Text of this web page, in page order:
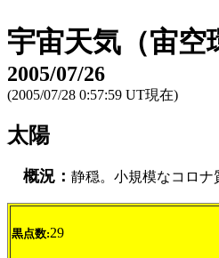
宇宙天気（宙空
2005/07/26
(2005/07/28 0:57:59 UT現在)
太陽
概況： 静穏。小規模なコロナ
黒点数:29